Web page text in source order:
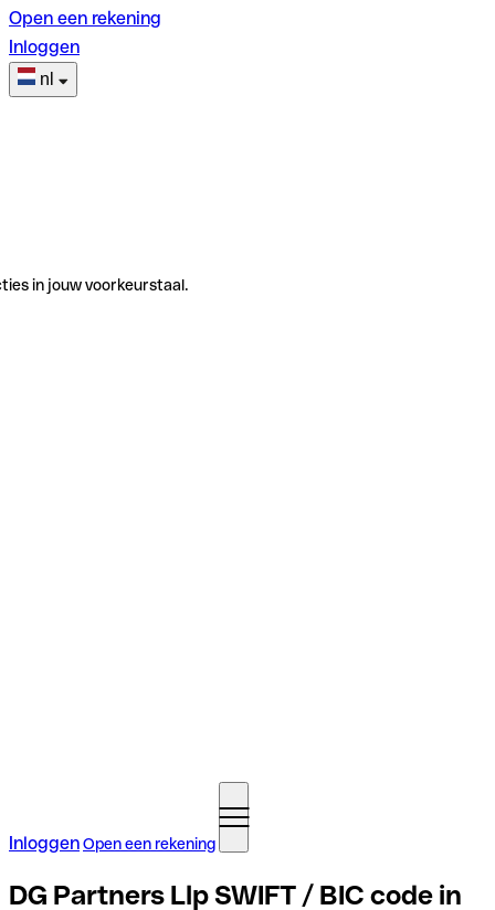
Open een rekening
Inloggen
nl
in jouw voorkeurstaal.
InloggenOpen een rekening
DG Partners Llp SWIFT / BIC code in